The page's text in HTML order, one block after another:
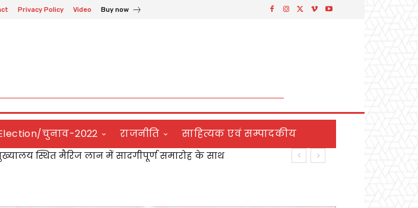
Privacy Policy Video Buy now
चुनाव-2022 राजनीति साहित्यक एवं सम्पादकीय
स्थित मैरिज लान में सादगीपूर्ण समारोह के साथ
खतरा,बोले जेई जल्द होगा दुरुस्ती कार्य